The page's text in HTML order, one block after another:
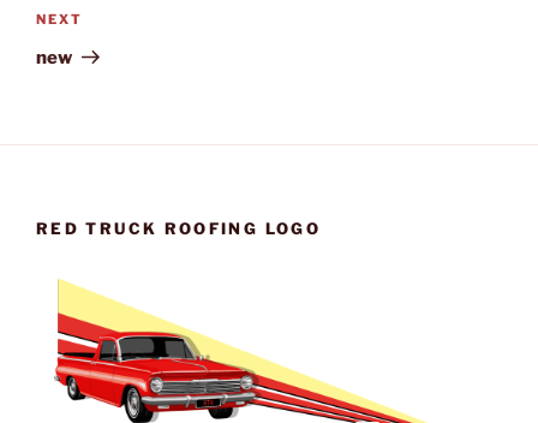
Next
Post
NEXT
new
RED TRUCK ROOFING LOGO